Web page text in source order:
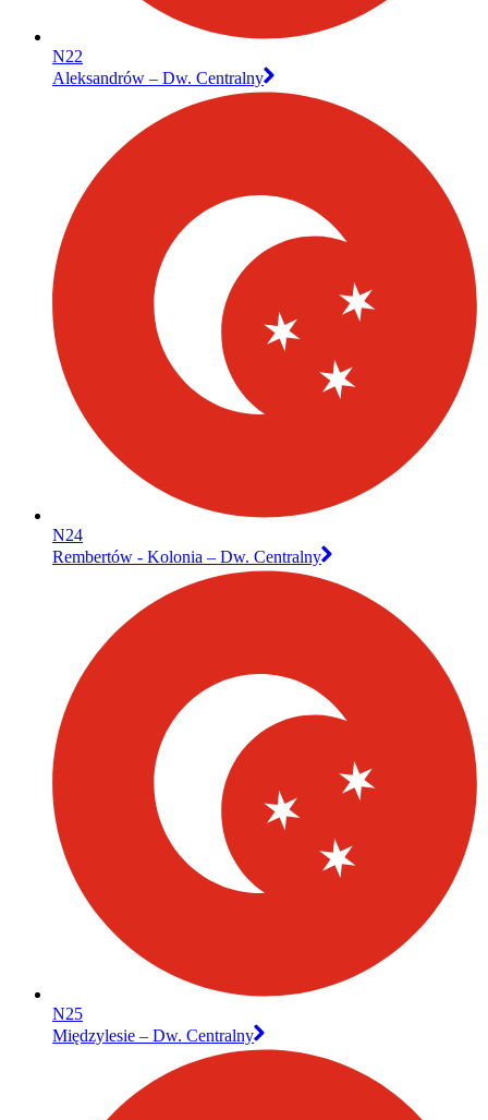
N22
Aleksandrów – Dw. Centralny
N24
Rembertów - Kolonia – Dw. Centralny
N25
Międzylesie – Dw. Centralny